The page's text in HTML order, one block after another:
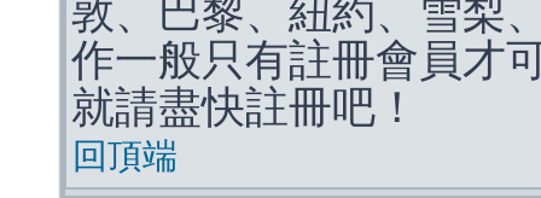
敦、巴黎、紐約、雪梨
作一般只有註冊會員才
就請盡快註冊吧！
回頂端